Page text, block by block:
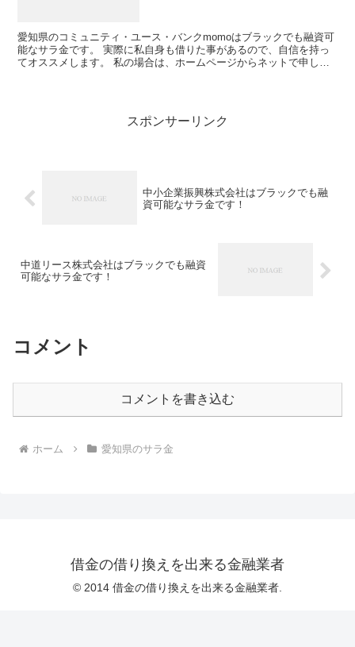
愛知県のコミュニティ・ユース・バンクmomoはブラックでも融資可
能なサラ金です。 実際に私自身も借りた事があるので、自信を持っ
てオススメします。 私の場合は、ホームページからネットで申し込
スポンサーリンク
中小企業振興株式会社はブラックでも融
資可能なサラ金です！
中道リース株式会社はブラックでも融資
可能なサラ金です！
コメント
コメントを書き込む
ホーム 愛知県のサラ金
借金の借り換えを出来る金融業者
© 2014 借金の借り換えを出来る金融業者.